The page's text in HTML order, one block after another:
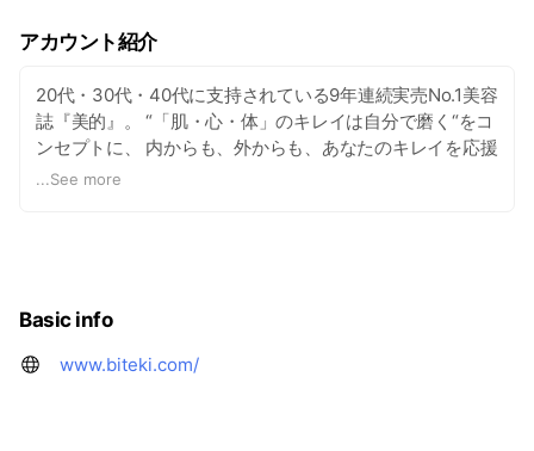
アカウント紹介
20代・30代・40代に支持されている9年連続実売No.1美容
誌『美的』。 “「肌・心・体」のキレイは自分で磨く“をコ
ンセプトに、 内からも、外からも、あなたのキレイを応援
します！
...See more
Basic info
www.biteki.com/